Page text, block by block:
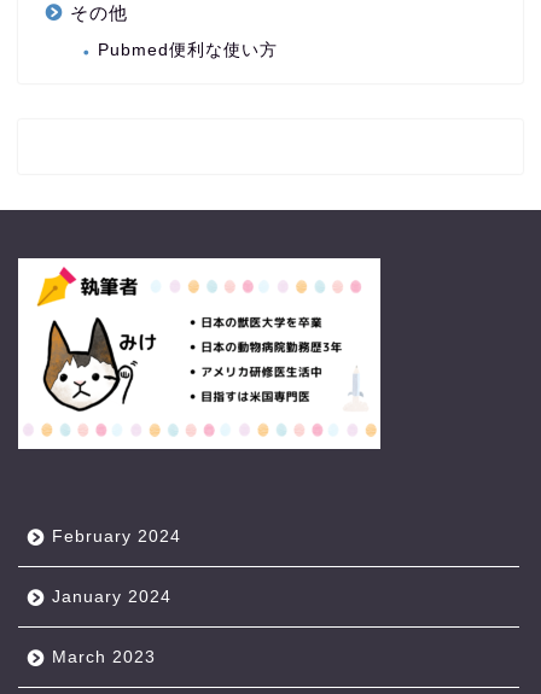
その他
Pubmed便利な使い方
February 2024
January 2024
March 2023